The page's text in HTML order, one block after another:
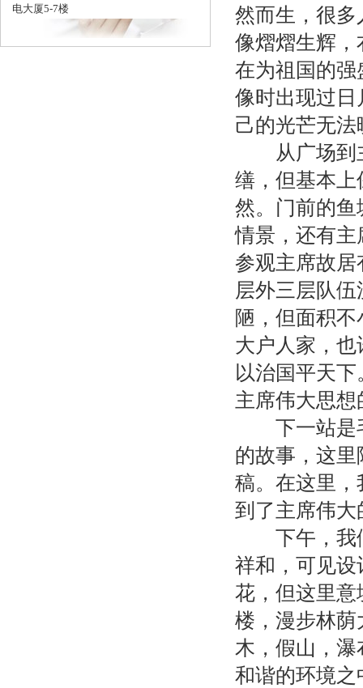
电大厦5-7楼
然而生，很
像熠熠生辉
在为祖国的
像时出现过
己的光芒无
从广场到主
缮，但基本
然。门前的
情景，还有
参观主席故
层外三层队
陋，但面积
大户人家，
以治国平天
主席伟大思想
下一站是毛
的故事，这
稿。在这里
到了主席伟大
下午，我们
祥和，可见
花，但这里
楼，漫步林
木，假山，
和谐的环境